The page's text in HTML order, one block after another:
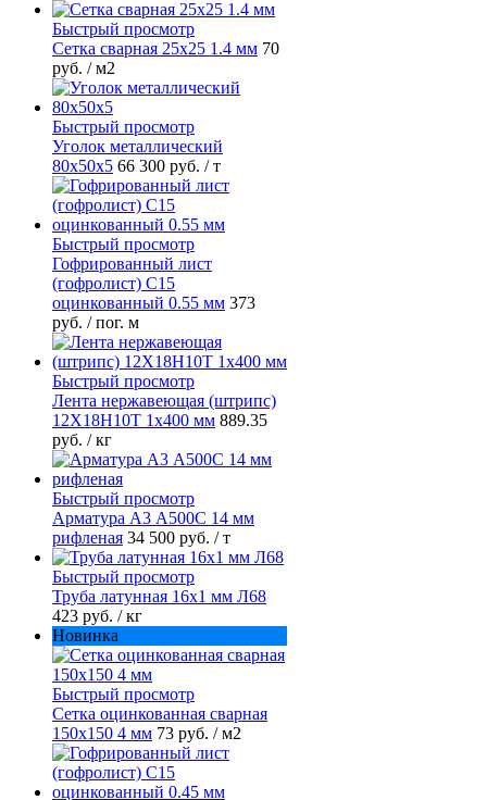
Быстрый просмотр
Сетка сварная 25х25 1.4 мм 70
руб. / м2
Быстрый просмотр
Уголок металлический
80х50х5 66 300 руб. / т
Быстрый просмотр
Гофрированный лист
(гофролист) С15
оцинкованный 0.55 мм 373
руб. / пог. м
Быстрый просмотр
Лента нержавеющая (штрипс)
12Х18Н10Т 1х400 мм 889.35
руб. / кг
Быстрый просмотр
Арматура А3 А500С 14 мм
рифленая 34 500 руб. / т
Быстрый просмотр
Труба латунная 16х1 мм Л68
423 руб. / кг
Новинка
Быстрый просмотр
Сетка оцинкованная сварная
150х150 4 мм 73 руб. / м2